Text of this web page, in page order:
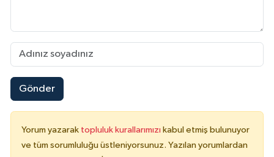
Gönder
Yorum yazarak topluluk kurallarımızı kabul etmiş bulunuyor
ve tüm sorumluluğu üstleniyorsunuz. Yazılan yorumlardan